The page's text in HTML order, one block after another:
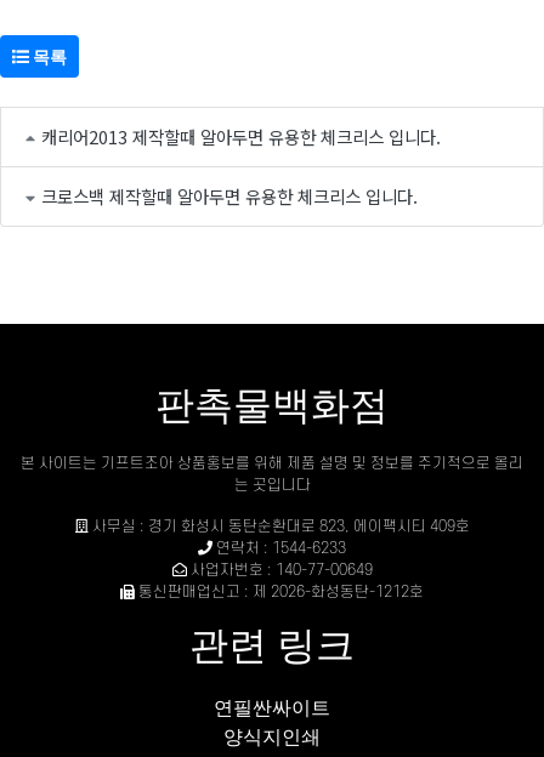
목록
캐리어2013 제작할때 알아두면 유용한 체크리스 입니다.
크로스백 제작할때 알아두면 유용한 체크리스 입니다.
판촉물백화점
본 사이트는 기프트조아 상품홍보를 위해 제품 설명 및 정보를 주기적으로 올리
는 곳입니다
사무실 : 경기 화성시 동탄순환대로 823, 에이팩시티 409호
연락처 : 1544-6233
사업자번호 : 140-77-00649
통신판매업신고 : 제 2026-화성동탄-1212호
관련 링크
연필싼싸이트
양식지인쇄